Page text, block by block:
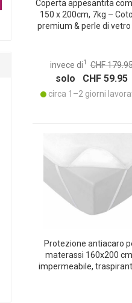
Coperta appesantita
150 x 200cm, 7kg –
premium & perle di vetro
dello stress
invece di1 CHF
solo CHF 59.95
circa 1–2 giorni
Protezione antiacaro
materassi 160x200
impermeabile,